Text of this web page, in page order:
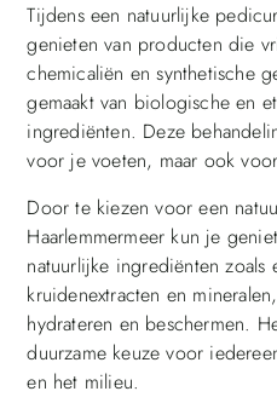
Tijdens een natuurlijke
genieten van producten die
chemicaliën en synthetische
gemaakt van biologische en
ingrediënten. Deze
voor je voeten, maar ook
Door te kiezen voor een
Haarlemmermeer kun je
natuurlijke ingrediënten zoals
kruidenextracten en
hydrateren en beschermen.
duurzame keuze voor
en het milieu.